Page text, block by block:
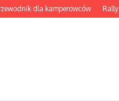
dla kamperowców Rally